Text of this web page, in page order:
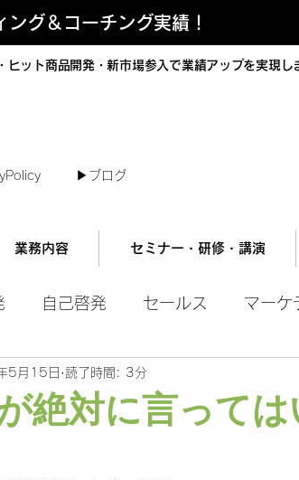
グ＆コーチング実績！
ット商品開発・新市場参入で業績アップを実現
▶︎ブログ
業務内容 セミナー・研修・講演
自己啓発 セールス マーケ
絶対に言って
5月15日 読了時間: 3分